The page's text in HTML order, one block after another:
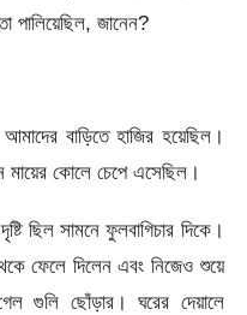
পালিয়েছিল, জানেন?
বাড়িতে হাজির হয়েছিল।
কোলে চেপে এসেছিল।
ছিল সামনে ফুলবাগিচার দিকে।
ফেলে দিলেন এবং নিজেও শুয়ে
গুলি ছোঁড়ার। ঘরের দেয়ালে